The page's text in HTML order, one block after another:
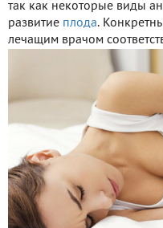
так как некоторые виды
развитие плода.
лечащим врачом